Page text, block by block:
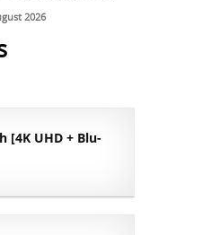
2026
[4K UHD + Blu-